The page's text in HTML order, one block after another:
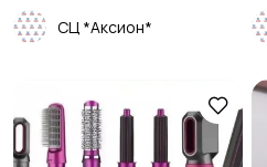
СЦ *Аксион*